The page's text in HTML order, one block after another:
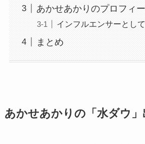
あかせあかりのプロフィ
インフルエンサーとし
まとめ
あかせあかりの「水ダウ